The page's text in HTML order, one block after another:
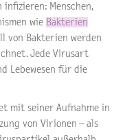
infizieren: Menschen,
wie Bakterien
von Bakterien werden
Jede Virusart
Lebewesen für die
mit seiner Aufnahme in
von Virionen – als